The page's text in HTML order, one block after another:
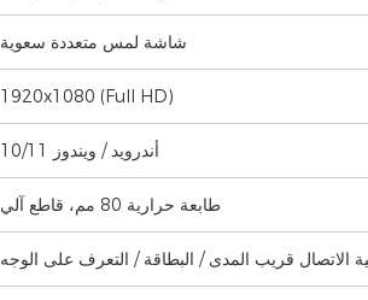
شاشة لمس متعددة سعوية
1920x1080 (Full HD)
أندرويد / ويندوز 10/11
طابعة حرارية 80 مم، قاطع آلي
الاتصال قريب المدى / البطاقة / التعرف على الوجه